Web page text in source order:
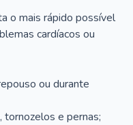
o mais rápido possível
cardíacos ou
ou durante
tornozelos e pernas;